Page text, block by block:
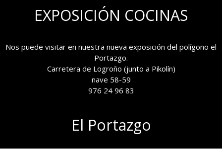
EXPOSICIÓN COCINAS
Nos puede visitar en nuestra nueva exposición del polígono el
Portazgo.
Carretera de Logroño (junto a Pikolín)
nave 58-59
976 24 96 83
El Portazgo